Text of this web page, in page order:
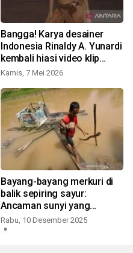
Bangga! Karya desainer
Indonesia Rinaldy A. Yunardi
kembali hiasi video klip
terbaru Shakira
Kamis, 7 Mei 2026
Bayang-bayang merkuri di
balik sepiring sayur:
Ancaman sunyi yang
mengintai pangan
Rabu, 10 Desember 2025